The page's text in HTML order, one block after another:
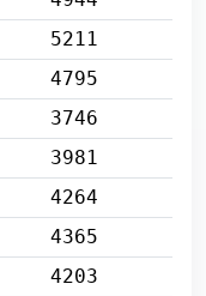
5211
4795
3746
3981
4264
4365
4203